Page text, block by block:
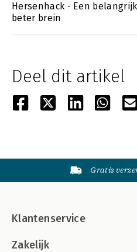
Hersenhack - Een
beter brein
Deel dit artikel
Gratis
Klantenservice
Zakelijk